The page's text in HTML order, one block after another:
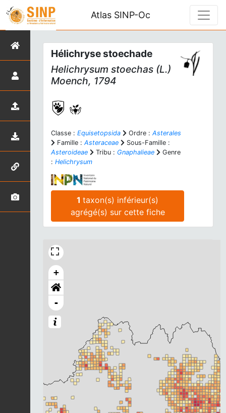
Atlas SINP-Oc
Hélichryse stoechade
Helichrysum stoechas (L.)
Moench, 1794
Classe : Equisetopsida Ordre : Asterales
Famille : Asteraceae
Sous-Famille :
Asteroideae
Tribu : Gnaphalieae
Genre
: Helichrysum
1taxon(s) inférieur(s)
agrégé(s) sur cette fiche
+
-